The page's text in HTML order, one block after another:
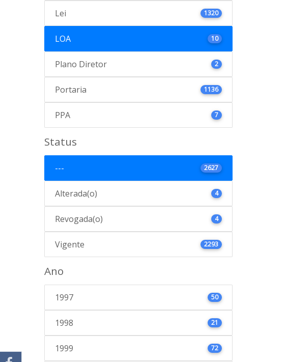
Lei 1320
LOA 10
Plano Diretor 2
Portaria 1136
PPA 7
Status
--- 2627
Alterada(o) 4
Revogada(o) 4
Vigente 2293
Ano
1997 50
1998 21
1999 72